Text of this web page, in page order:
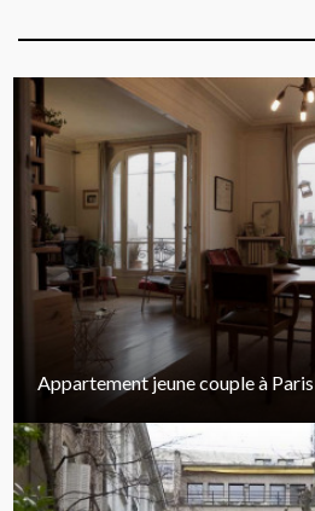
Appartement jeune couple à Paris